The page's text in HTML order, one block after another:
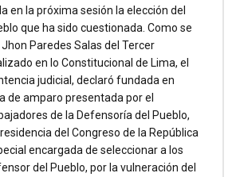
en la próxima sesión la elección del
que ha sido cuestionada. Como se
Paredes Salas del Tercer
en lo Constitucional de Lima, el
judicial, declaró fundada en
de amparo presentada por el
de la Defensoría del Pueblo,
del Congreso de la República
encargada de seleccionar a los
del Pueblo, por la vulneración del